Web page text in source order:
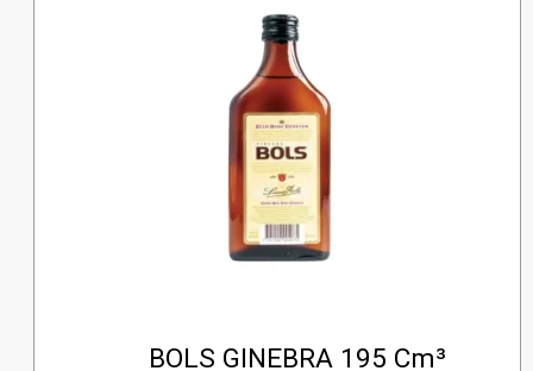
BOLS GINEBRA 195 Cm³